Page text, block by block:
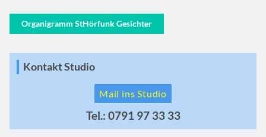
Organigramm StHörfunk Gesichter
Kontakt Studio
Mail ins Studio
Tel.: 0791 97 33 33